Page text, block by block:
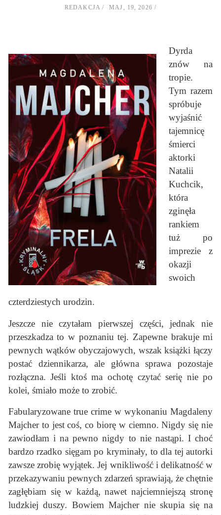
REDAKCJA MAJ, 19, 2026
Dyrda
znów na
tropie.
Tym razem
spróbuje
wyjaśnić
tajemnicę
śmierci
aktorki
Natalii
Kuchcik,
która
zginęła
rankiem
tuż po
imprezie z
okazji
swoich
czterdziestych urodzin.
Jeszcze nie czytałam pierwszej części, jednak nie
przeszkadza to w poznaniu tej. Zapewne brakuje mi
pewnych wątków obyczajowych, wszak książki łączy
postać dziennikarza, ale główna sprawa pozostaje
rozłączna. Jeśli ktoś ma ochotę czytać serię nie po
kolei, śmiało może to zrobić.
Fabularyzowane true crime w wykonaniu Magdaleny
Majcher to jest coś, co biorę w ciemno. Nigdy się nie
zawiodłam i na pewno nigdy to nie nastąpi. I choć
bardzo rzadko sięgam po kryminały, to dla tej autorki
zawsze zrobię wyjątek. Jej wnikliwość i delikatność w
przekazywaniu pewnych zdarzeń sprawiają, że chętnie
zagłębiam się w każdą, nawet najciemniejszą stronę
ludzkiej duszy. Bowiem Majcher nie skupia się na